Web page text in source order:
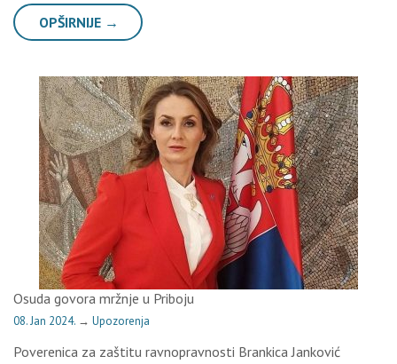
OPŠIRNIJE →
Osuda govora mržnje u Priboju
08. Jan 2024. → Upozorenja
Poverenica za zaštitu ravnopravnosti Brankica Janković